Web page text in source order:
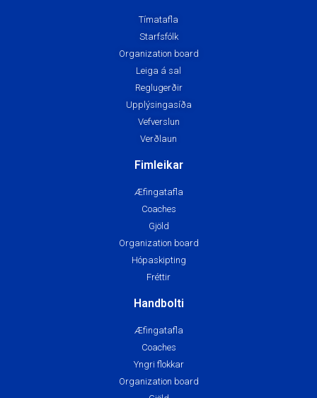
Tímatafla
Starfsfólk
Organization board
Leiga á sal
Reglugerðir
Upplýsingasíða
Vefverslun
Verðlaun
Fimleikar
Æfingatafla
Coaches
Gjöld
Organization board
Hópaskipting
Fréttir
Handbolti
Æfingatafla
Coaches
Yngri flokkar
Organization board